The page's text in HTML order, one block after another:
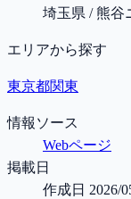
埼玉県 / 熊谷
エリアから探す
東京都関東
情報ソース
Webページ
掲載日
作成日 2026/